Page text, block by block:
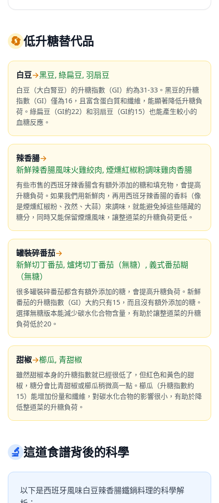
🔄低升糖替代品
白豆→黑豆, 綠扁豆, 羽扇豆
白豆（大白腎豆）的升糖指數（GI）約為31-33。黑豆的升糖
指數（GI）僅為16，且富含蛋白質和纖維，能顯著降低升糖負
荷。綠扁豆（GI約22）和羽扇豆（GI約15）也能產生較小的
血糖反應。
辣香腸→
新鮮辣香腸風味火雞絞肉, 煙燻紅椒粉調味雞肉香腸
有些市售的西班牙辣香腸含有額外添加的糖和填充物，會提高
升糖負荷。如果我們用新鮮肉，再用西班牙辣香腸的香料（像
是煙燻紅椒粉、孜然、大蒜）來調味，就能避免掉這些隱藏的
糖分，同時又能保留煙燻風味，讓整道菜的升糖負荷更低。
罐裝碎番茄→
新鮮切丁番茄, 爐烤切丁番茄（無糖）, 義式番茄糊
（無糖）
很多罐裝碎番茄都含有額外添加的糖，會提高升糖負荷。新鮮
番茄的升糖指數（GI）大約只有15，而且沒有額外添加的糖。
選擇無糖版本能減少碳水化合物含量，有助於讓整道菜的升糖
負荷低於20。
甜椒→櫛瓜, 青甜椒
雖然甜椒本身的升糖指數就已經很低了，但紅色和黃色的甜
椒，糖分會比青甜椒或櫛瓜稍微高一點。櫛瓜（升糖指數約
15）能增加份量和纖維，對碳水化合物的影響很小，有助於降
低整道菜的升糖負荷。
🔬這道食譜背後的科學
以下是西班牙風味白豆辣香腸鐵鍋料理的科學解